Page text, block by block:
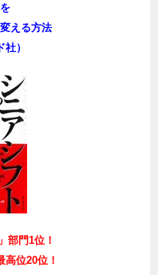
える方法
）
部門1位！
位20位！